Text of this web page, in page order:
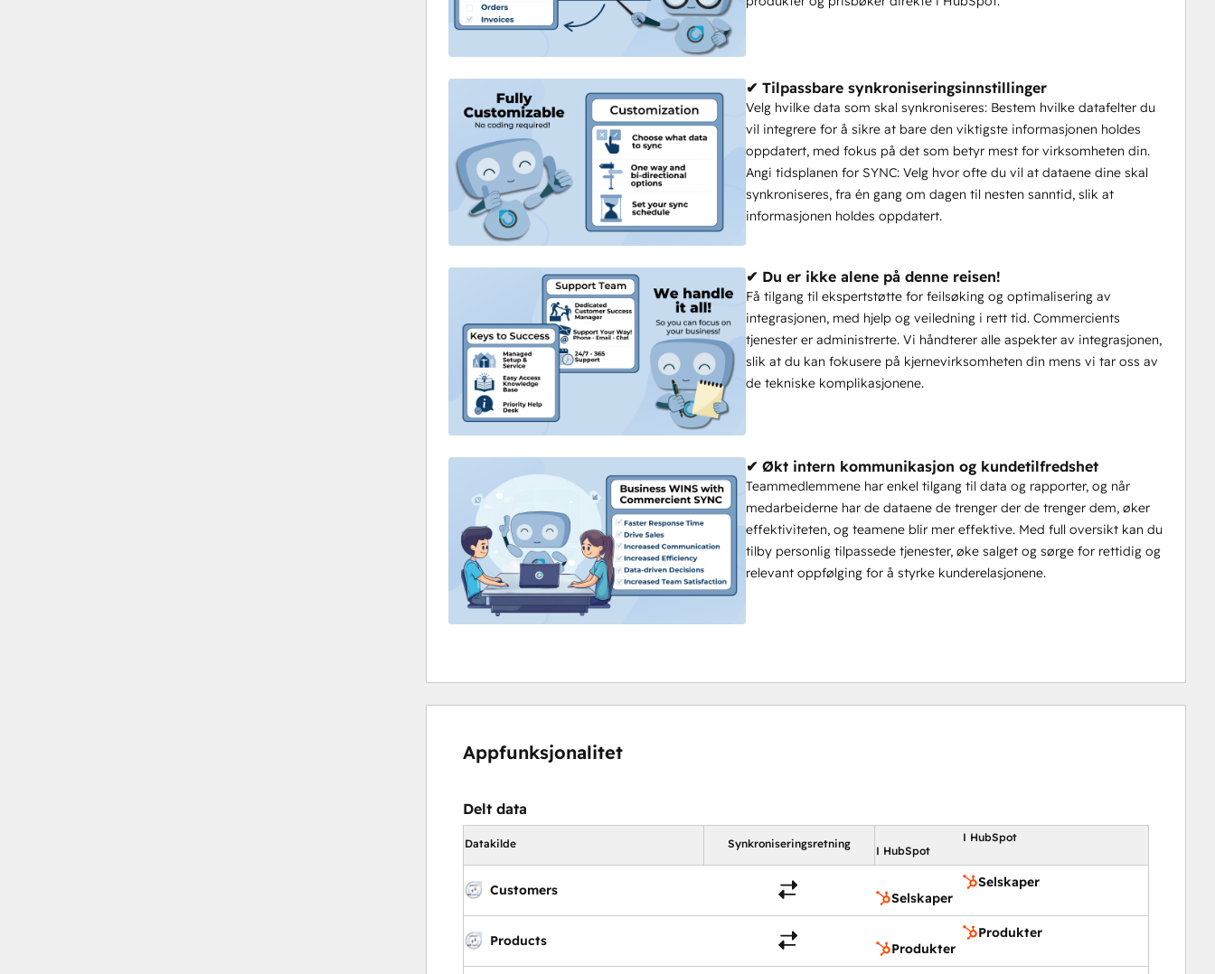
✔ Tilpassbare synkroniseringsinnstillinger
Velg hvilke data som skal synkroniseres: Bestem hvilke datafelter du
vil integrere for å sikre at bare den viktigste informasjonen holdes
oppdatert, med fokus på det som betyr mest for virksomheten din.
Angi tidsplanen for SYNC: Velg hvor ofte du vil at dataene dine skal
synkroniseres, fra én gang om dagen til nesten sanntid, slik at
informasjonen holdes oppdatert.
✔ Du er ikke alene på denne reisen!
Få tilgang til ekspertstøtte for feilsøking og optimalisering av
integrasjonen, med hjelp og veiledning i rett tid. Commercients
tjenester er administrerte. Vi håndterer alle aspekter av integrasjonen,
slik at du kan fokusere på kjernevirksomheten din mens vi tar oss av
de tekniske komplikasjonene.
✔ Økt intern kommunikasjon og kundetilfredshet
Teammedlemmene har enkel tilgang til data og rapporter, og når
medarbeiderne har de dataene de trenger der de trenger dem, øker
effektiviteten, og teamene blir mer effektive. Med full oversikt kan du
tilby personlig tilpassede tjenester, øke salget og sørge for rettidig og
relevant oppfølging for å styrke kunderelasjonene.
Appfunksjonalitet
Delt data
Datakilde Synkroniseringsretning
I HubSpot
I HubSpot
Customers
Selskaper
Selskaper
Products
Produkter
Produkter